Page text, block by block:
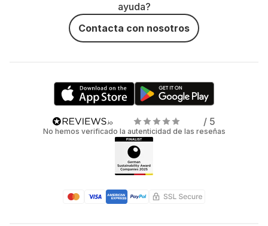
ayuda?
Contacta con nosotros
/ 5
No hemos verificado la autenticidad de las reseñas